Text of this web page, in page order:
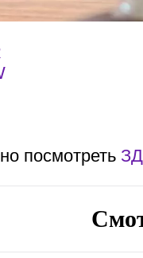
посмотреть